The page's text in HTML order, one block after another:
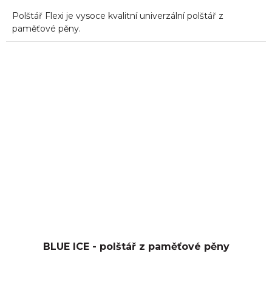
z
5
hvězdiček.
Polštář Flexi je vysoce kvalitní univerzální polštář z
paměťové pěny.
BLUE ICE - polštář z paměťové pěny